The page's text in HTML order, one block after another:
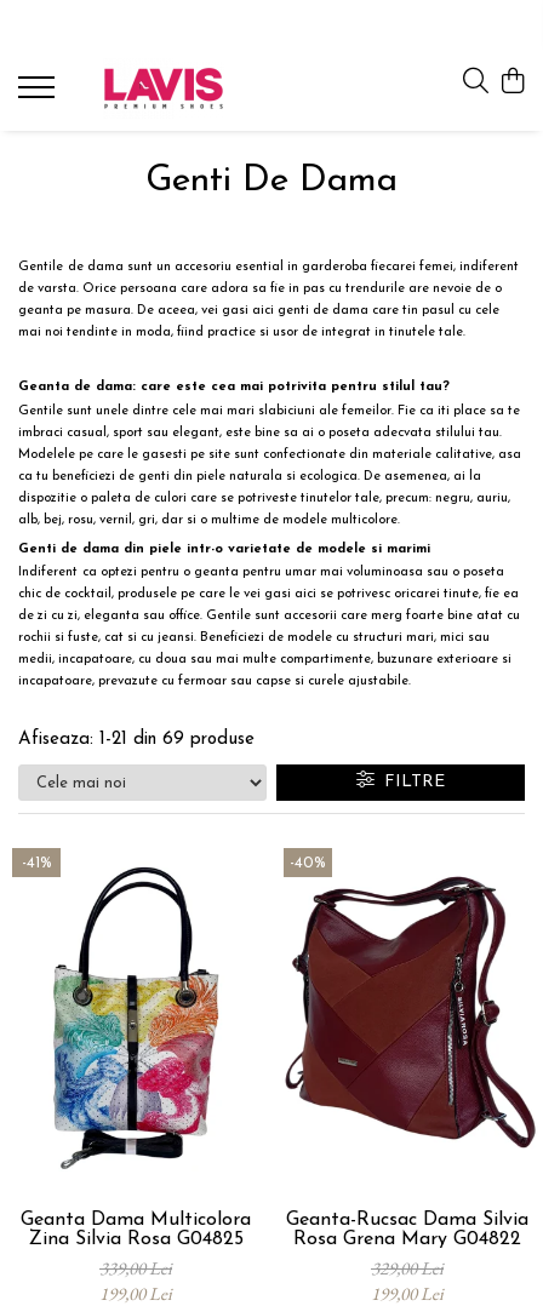
Lichidare Incaltaminte Dama
Pantofi dama casual
Ghete dama piele
Cizme dama piele
Lichidare Incaltaminte Barbati
Pantofi casual barbati
Accesorii Din Piele
Corvaris
Denis
Epica
Moda Prosper
Otter
Prego
Genti De Dama
Gentile de dama sunt un accesoriu esential in garderoba fiecarei femei, indiferent
de varsta. Orice persoana care adora sa fie in pas cu trendurile are nevoie de o
geanta pe masura. De aceea, vei gasi aici genti de dama care tin pasul cu cele
mai noi tendinte in moda, fiind practice si usor de integrat in tinutele tale.
Geanta de dama: care este cea mai potrivita pentru stilul tau?
Gentile sunt unele dintre cele mai mari slabiciuni ale femeilor. Fie ca iti place sa te
imbraci casual , sport sau elegant, este bine sa ai o poseta adecvata stilului tau.
Modelele pe care le gasesti pe site sunt confectionate din materiale calitative, asa
ca tu beneficiezi de genti din piele naturala si ecologica. De asemenea, ai la
dispozitie o paleta de culori care se potriveste tinutelor tale, precum: negru, auriu,
alb, bej, rosu, vernil, gri, dar si o multime de modele multicolore.
Genti de dama din piele intr-o varietate de modele si marimi
Indiferent ca optezi pentru o geanta pentru umar mai voluminoasa sau o poseta
chic de cocktail, produsele pe care le vei gasi aici se potrivesc oricarei tinute, fie ea
de zi cu zi, eleganta sau office. Gentile sunt accesorii care merg foarte bine atat cu
rochii si fuste, cat si cu jeansi. Beneficiezi de modele cu structuri mari, mici sau
medii, incapatoare, cu doua sau mai multe compartimente, buzunare exterioare si
incapatoare, prevazute cu fermoar sau capse si curele ajustabile.
Afiseaza: 1-21 din 69 produse
FILTRE
-41%
Geanta Dama Multicolora
Zina Silvia Rosa G04825
339,00 Lei
199,00 Lei
-40%
Geanta-Rucsac Dama Silvia
Rosa Grena Mary G04822
329,00 Lei
199,00 Lei